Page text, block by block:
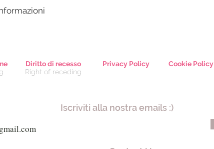
Diritto di recesso
Right of receding
Privacy Policy Cookie Policy
Iscriviti alla nostra emails :)